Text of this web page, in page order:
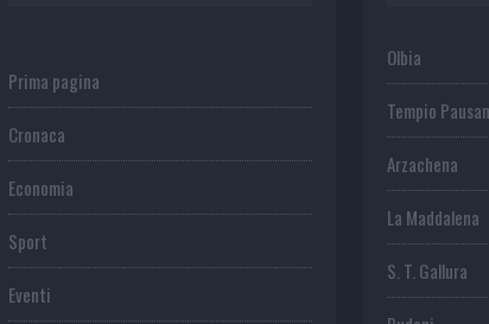
Prima pagina
Cronaca
Economia
Sport
Eventi
Olbia
Tempio
Arzachena
La Maddalena
S. T. Gallura